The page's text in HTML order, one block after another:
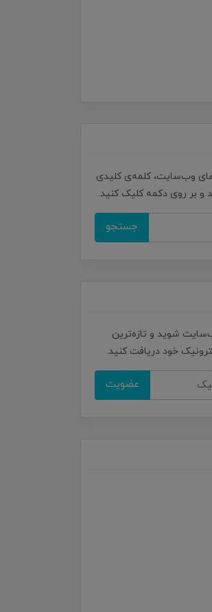
وب‌سایت، کلمه‌ی کلیدی
و بر روی دکمه کلیک کنید.
جستجو
شوید و تازه‌ترین
خود دریافت کنید.
عضویت